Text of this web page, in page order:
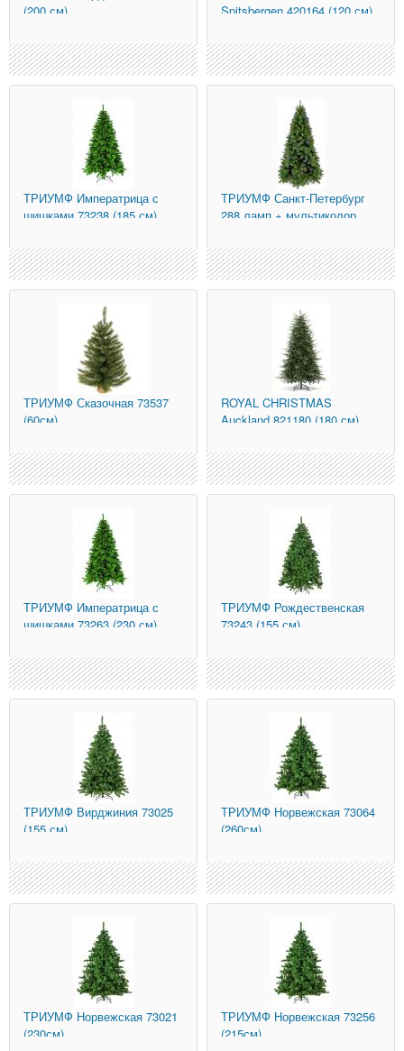
(200 см)
Spitsbergen 420164 (120 см)
ТРИУМФ Императрица с
шишками 73238 (185 см)
ТРИУМФ Санкт-Петербург
288 ламп + мультиколор
ТРИУМФ Сказочная 73537
(60см)
ROYAL CHRISTMAS
Auckland 821180 (180 см)
ТРИУМФ Императрица с
шишками 73263 (230 см)
ТРИУМФ Рождественская
73243 (155 см)
ТРИУМФ Вирджиния 73025
(155 см)
ТРИУМФ Норвежская 73064
(260см)
ТРИУМФ Норвежская 73021
(230см)
ТРИУМФ Норвежская 73256
(215см)